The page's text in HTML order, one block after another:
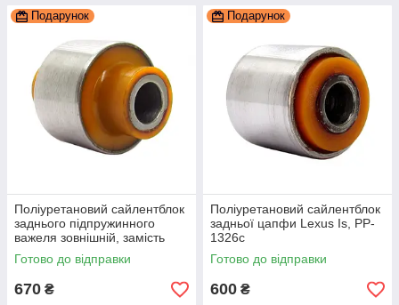
Подарунок
Поліуретановий сайлентблок
заднього підпружинного
важеля зовнішній, замість
плаваючого Lexus IS, PP-
1423c
Готово до відправки
670 ₴
Подарунок
Поліуретановий сайлентблок
задньої цапфи Lexus Is, PP-
1326c
Готово до відправки
600 ₴